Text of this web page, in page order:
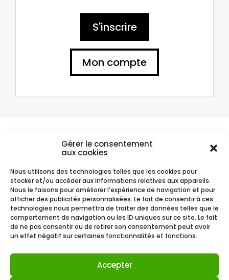
Gérer le consentement
aux cookies
Nous utilisons des technologies telles que les cookies pour
stocker et/ou accéder aux informations relatives aux appareils.
Nous le faisons pour améliorer l’expérience de navigation et pour
afficher des publicités personnalisées. Le fait de consentir à ces
technologies nous permettra de traiter des données telles que le
comportement de navigation ou les ID uniques sur ce site. Le fait
de ne pas consentir ou de retirer son consentement peut avoir
un effet négatif sur certaines fonctionnalités et fonctions.
Accepter
S'inscrire
Mon compte
Compte client
commandes sur votre compte client.
Mon compte
Politique de cookies (UE)